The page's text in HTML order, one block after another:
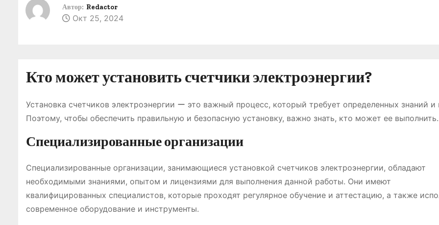
Автор: Redactor
Окт 25, 2024
Кто может установить счетчики электроэнергии?
Установка счетчиков электроэнергии ー это важный процесс, который требует определенных знаний и
Поэтому, чтобы обеспечить правильную и безопасную установку, важно знать, кто может ее выполнить.
Специализированные организации
Специализированные организации, занимающиеся установкой счетчиков электроэнергии, обладают
необходимыми знаниями, опытом и лицензиями для выполнения данной работы. Они имеют
квалифицированных специалистов, которые проходят регулярное обучение и аттестацию, а также
современное оборудование и инструменты.